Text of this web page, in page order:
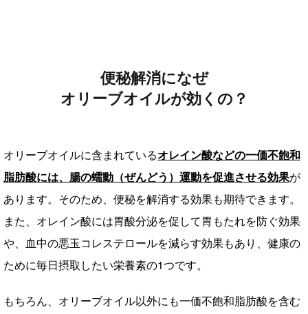
便秘解消になぜ
オリーブオイルが効くの？
オリーブオイルに含まれているオレイン酸などの一価不飽和
脂肪酸には、腸の蠕動（ぜんどう）運動を促進させる効果が
あります。そのため、便秘を解消する効果も期待できます。
また、オレイン酸には胃酸分泌を促して胃もたれを防ぐ効果
や、血中の悪玉コレステロールを減らす効果もあり、健康の
ために毎日摂取したい栄養素の1つです。
もちろん、オリーブオイル以外にも一価不飽和脂肪酸を含む